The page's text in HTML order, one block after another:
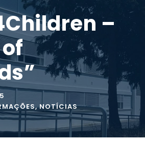
–
, NOTÍCIAS